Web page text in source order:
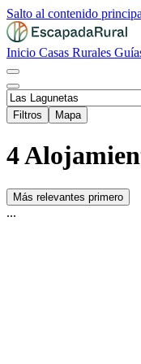
Salto al contenido
Inicio Casas Rurales
Filtros
Mapa
4
Más relevantes primero
...